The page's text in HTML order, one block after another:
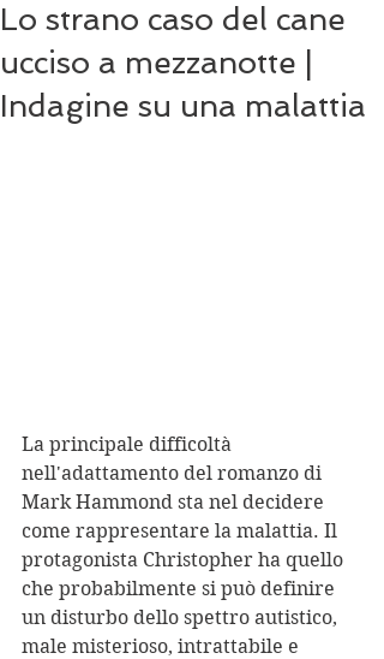
Lo strano caso del cane
ucciso a mezzanotte |
Indagine su una malattia
La principale difficoltà
nell'adattamento del romanzo di
Mark Hammond sta nel decidere
come rappresentare la malattia. Il
protagonista Christopher ha quello
che probabilmente si può definire
un disturbo dello spettro autistico,
male misterioso, intrattabile e